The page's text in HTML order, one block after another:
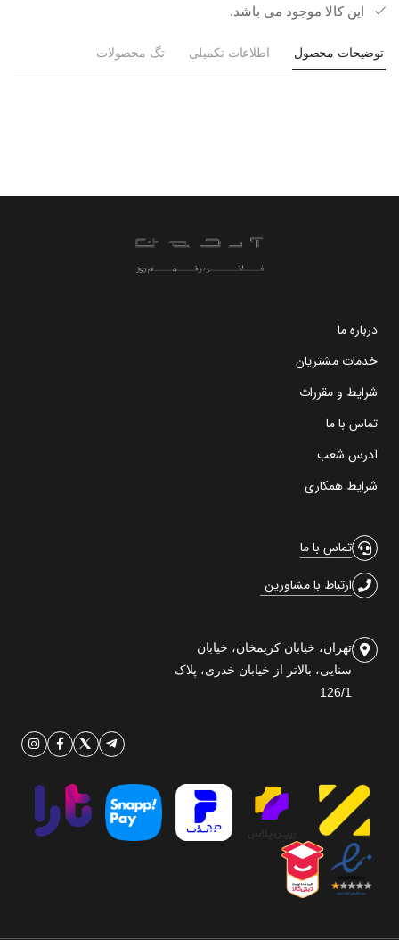
این کالا موجود می باشد.
توضیحات محصول اطلاعات تکمیلی تگ محصولات
درباره ما
خدمات مشتریان
شرایط و مقررات
تماس با ما
آدرس شعب
شرایط همکاری
تماس با ما
ارتباط با مشاورین
تهران، خیابان کریمخان، خیابان
سنایی، بالاتر از خیابان خدری، پلاک
126/1